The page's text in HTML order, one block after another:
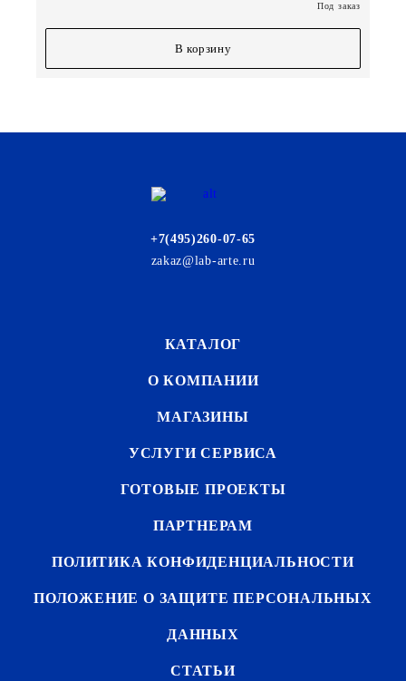
Под заказ
В корзину
+7(495)260-07-65
zakaz@lab-arte.ru
КАТАЛОГ
О КОМПАНИИ
МАГАЗИНЫ
УСЛУГИ СЕРВИСА
ГОТОВЫЕ ПРОЕКТЫ
ПАРТНЕРАМ
ПОЛИТИКА КОНФИДЕНЦИАЛЬНОСТИ
ПОЛОЖЕНИЕ О ЗАЩИТЕ ПЕРСОНАЛЬНЫХ
ДАННЫХ
СТАТЬИ